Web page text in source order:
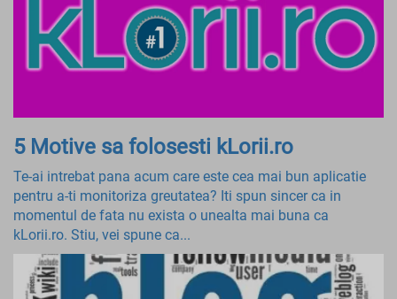
5 Motive sa folosesti kLorii.ro
Te-ai intrebat pana acum care este cea mai bun aplicatie
pentru a-ti monitoriza greutatea? Iti spun sincer ca in
momentul de fata nu exista o unealta mai buna ca
kLorii.ro. Stiu, vei spune ca...